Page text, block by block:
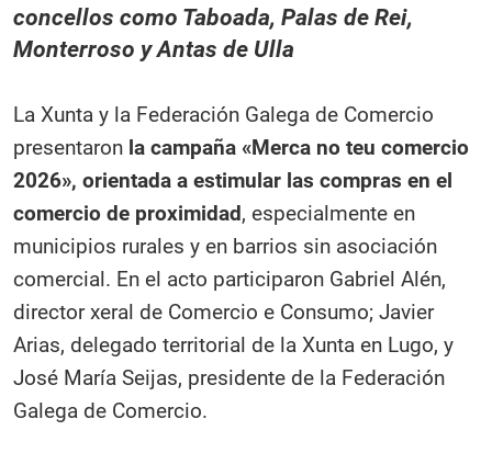
concellos como Taboada, Palas de Rei,
Monterroso y Antas de Ulla
La Xunta y la Federación Galega de Comercio
presentaron la campaña «Merca no teu comercio
2026», orientada a estimular las compras en el
comercio de proximidad, especialmente en
municipios rurales y en barrios sin asociación
comercial. En el acto participaron Gabriel Alén,
director xeral de Comercio e Consumo; Javier
Arias, delegado territorial de la Xunta en Lugo, y
José María Seijas, presidente de la Federación
Galega de Comercio.